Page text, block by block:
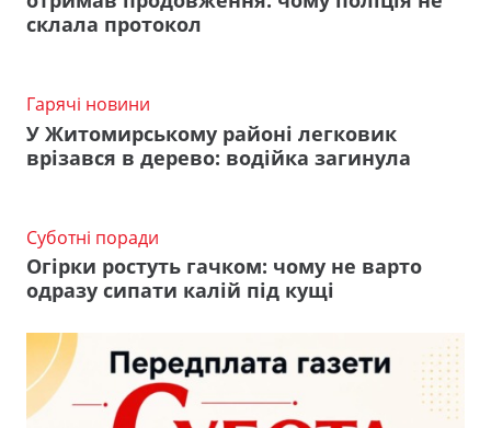
склала протокол
Гарячі новини
У Житомирському районі легковик
врізався в дерево: водійка загинула
Суботні поради
Огірки ростуть гачком: чому не варто
одразу сипати калій під кущі